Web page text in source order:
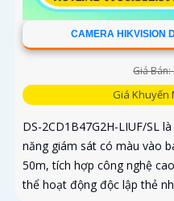
CAMERA HIKVISION
Giá
Giá Khuyến
DS-2CD1B47G2H-LIUF/SL
năng giám sát có màu vào
50m, tích hợp công nghệ
thể hoạt động độc lập thẻ